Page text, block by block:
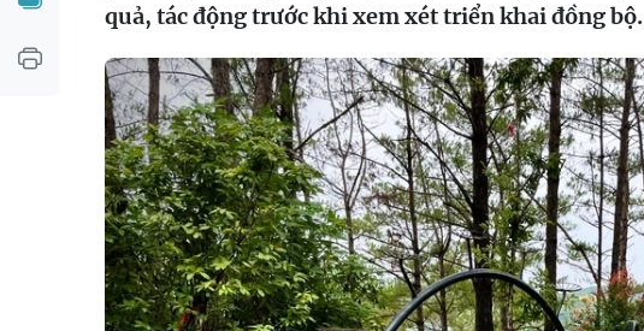
quả, tác động trước khi xem xét triển khai đồng bộ.